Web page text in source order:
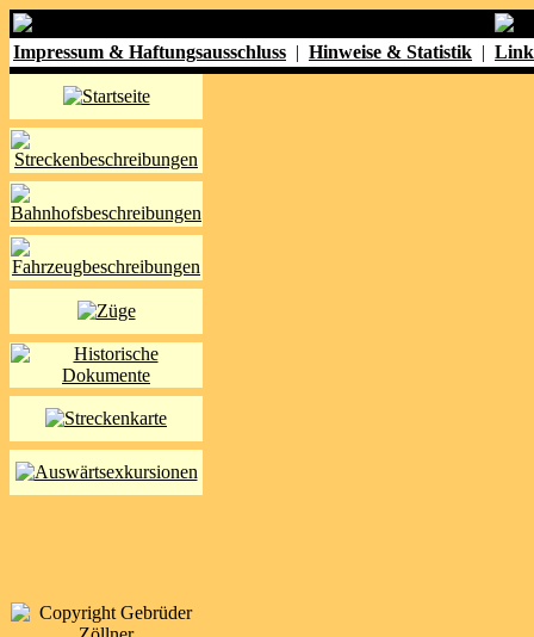
Impressum & Haftungsausschluss | Hinweise & Statistik |